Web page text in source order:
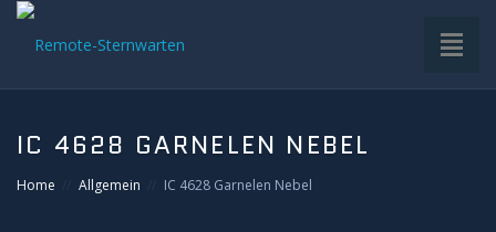
VDS-STERNWARTE
IC 4628 GARNELEN NEBEL
Home Allgemein IC 4628 Garnelen Nebel